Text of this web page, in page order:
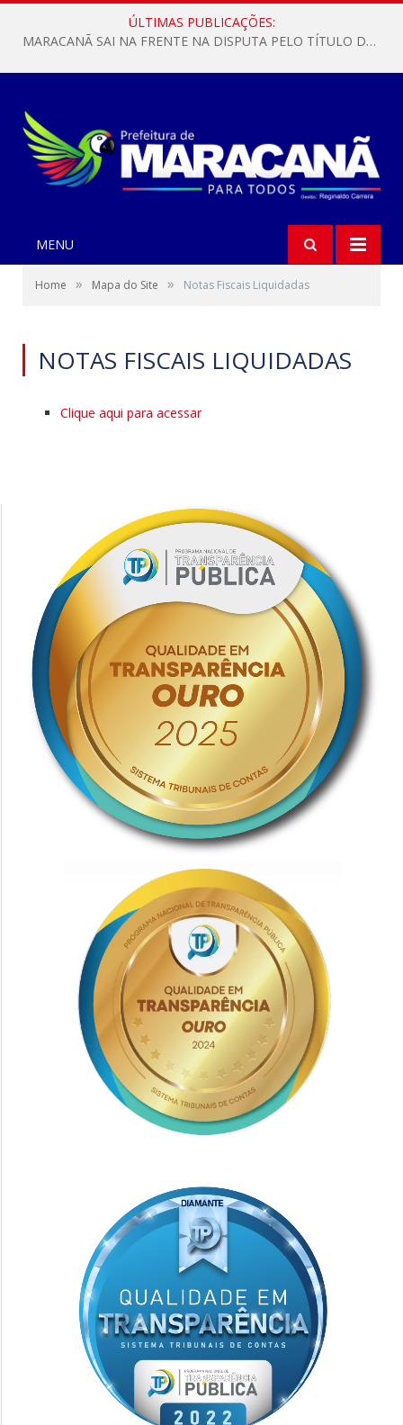
ÚLTIMAS PUBLICAÇÕES:
MARACANÃ SAI NA FRENTE NA DISPUTA PELO TÍTULO DA COPA PARÁ SUB-17!
MENU
Home » Mapa do Site » Notas Fiscais Liquidadas
NOTAS FISCAIS LIQUIDADAS
Clique aqui para acessar